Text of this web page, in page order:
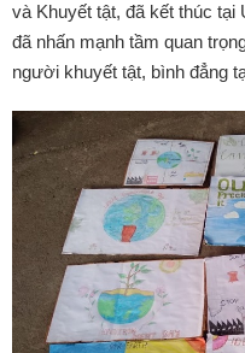
và Khuyết tật, đã kết thúc
đã nhấn mạnh tầm quan
người khuyết tật, bình đẳng
giới thường lãng quên người